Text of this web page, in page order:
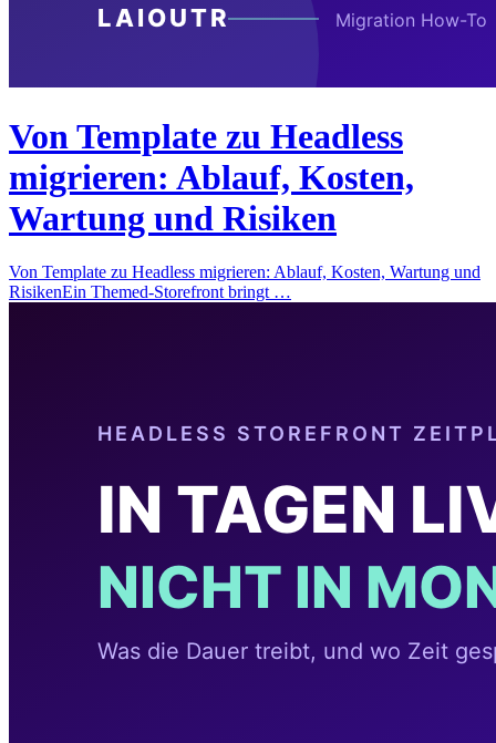
Von Template zu Headless
migrieren: Ablauf, Kosten,
Wartung und Risiken
Von Template zu Headless migrieren: Ablauf, Kosten, Wartung und
RisikenEin Themed-Storefront bringt …